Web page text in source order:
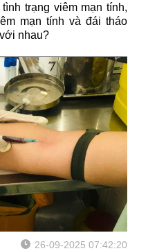
trạng viêm mạn tính,
mạn tính và đái tháo
nhau?
26-09-2025 07:42:20